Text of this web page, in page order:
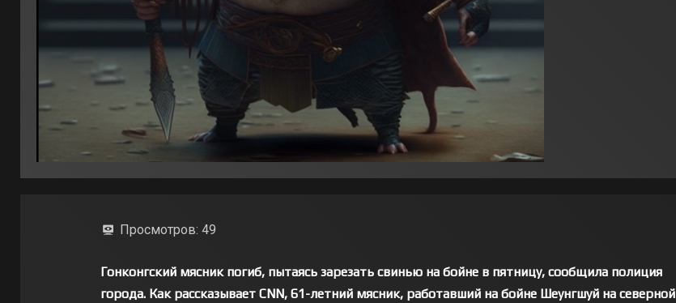
Просмотров: 49
Гонконгский мясник погиб, пытаясь зарезать свинью на бойне в пятницу, сообщила полиция
города. Как рассказывает CNN, 61-летний мясник, работавший на бойне Шеунгшуй на северной